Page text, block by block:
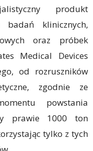
produkt
klinicznych,
oraz próbek
Medical Devices
od rozruszników
zgodnie ze
powstania
prawie 1000 ton
tylko z tych